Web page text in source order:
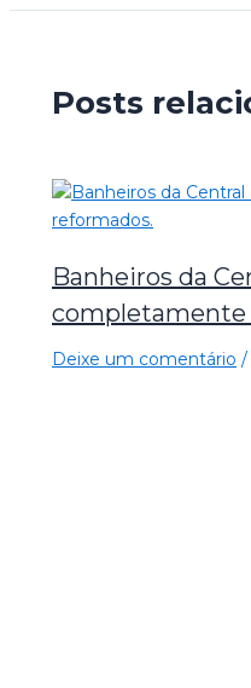
Posts
Banheiros da
completamente
Deixe um comentário /